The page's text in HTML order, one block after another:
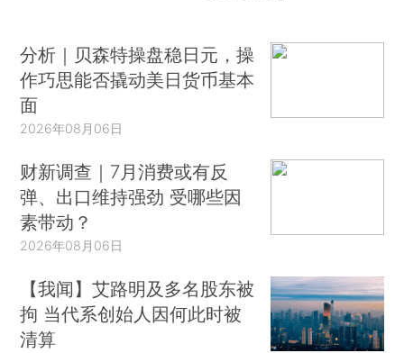
分析｜贝森特操盘稳日元，操
作巧思能否撬动美日货币基本
面
2026年08月06日
财新调查｜7月消费或有反
弹、出口维持强劲 受哪些因
素带动？
2026年08月06日
【我闻】艾路明及多名股东被
拘 当代系创始人因何此时被
清算